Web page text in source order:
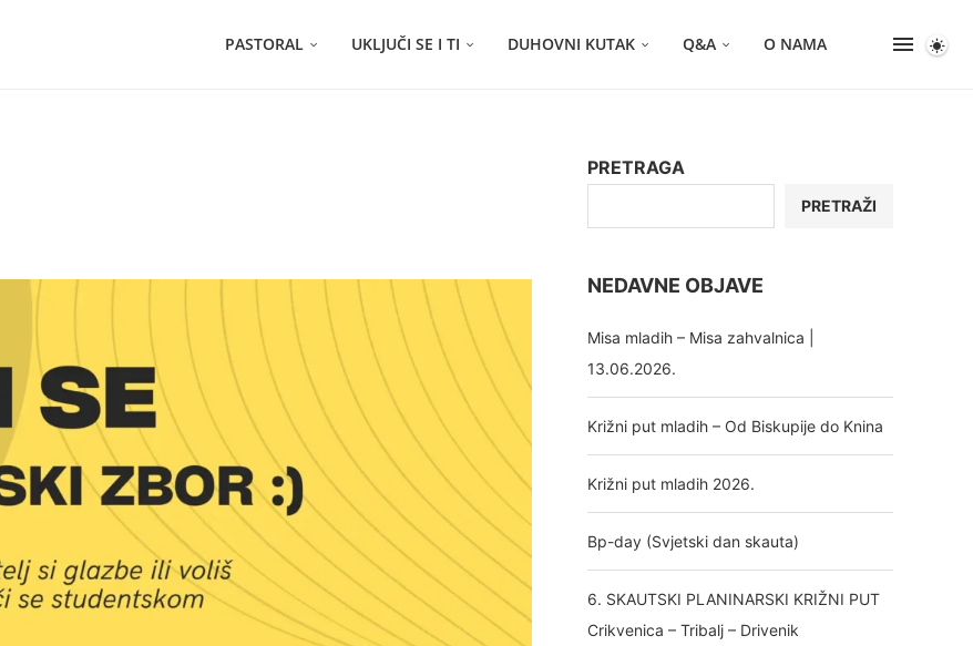
PASTORAL UKLJUČI SE I TI DUHOVNI KUTAK Q&A O NAMA
PRETRAGA
PRETRAŽI
NEDAVNE OBJAVE
Misa mladih – Misa zahvalnica |
13.06.2026.
Križni put mladih – Od Biskupije do Knina
Križni put mladih 2026.
Bp-day (Svjetski dan skauta)
6. SKAUTSKI PLANINARSKI KRIŽNI PUT
Crikvenica – Tribalj – Drivenik